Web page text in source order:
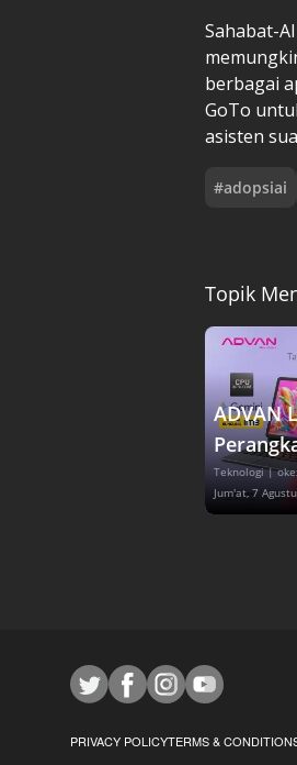
Sahabat-
berbagai
GoTo
asisten
#adopsiai
Topik
ADVAN
Teknologi |
Jum'at, 7
PRIVACY POLICYTERMS &